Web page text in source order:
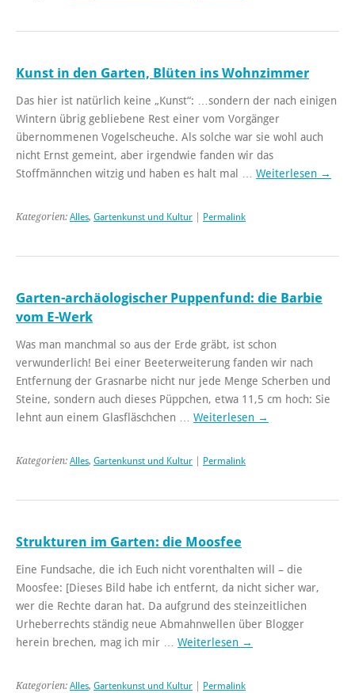
Kunst in den Garten, Blüten ins Wohnzimmer
Das hier ist natürlich keine „Kunst“: …sondern der nach einigen
Wintern übrig gebliebene Rest einer vom Vorgänger
übernommenen Vogelscheuche. Als solche war sie wohl auch
nicht Ernst gemeint, aber irgendwie fanden wir das
Stoffmännchen witzig und haben es halt mal … Weiterlesen →
Kategorien: Alles, Gartenkunst und Kultur Permalink
Garten-archäologischer Puppenfund: die Barbie
vom E-Werk
Was man manchmal so aus der Erde gräbt, ist schon
verwunderlich! Bei einer Beeterweiterung fanden wir nach
Entfernung der Grasnarbe nicht nur jede Menge Scherben und
Steine, sondern auch dieses Püppchen, etwa 11,5 cm hoch: Sie
lehnt aun einem Glasfläschchen … Weiterlesen →
Kategorien: Alles, Gartenkunst und Kultur Permalink
Strukturen im Garten: die Moosfee
Eine Fundsache, die ich Euch nicht vorenthalten will – die
Moosfee: [Dieses Bild habe ich entfernt, da nicht sicher war,
wer die Rechte daran hat. Da aufgrund des steinzeitlichen
Urheberrechts ständig neue Abmahnwellen über Blogger
herein brechen, mag ich mir … Weiterlesen →
Kategorien: Alles, Gartenkunst und Kultur Permalink